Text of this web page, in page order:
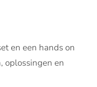
en een hands on
oplossingen en